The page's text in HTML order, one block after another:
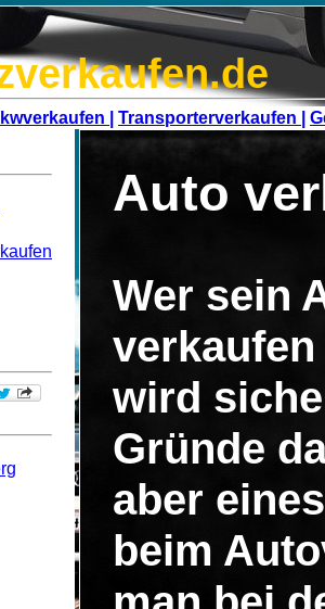
| Transporterverkaufen |
Auto
Wer sein
wird
Gründe
aber
beim